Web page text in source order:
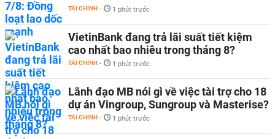
TÀI CHÍNH - 1 phút trước
VietinBank đang trả lãi suất tiết kiệm
cao nhất bao nhiêu trong tháng 8?
TÀI CHÍNH - 1 phút trước
Lãnh đạo MB nói gì về việc tài trợ cho 18
dự án Vingroup, Sungroup và Masterise?
TÀI CHÍNH - 1 phút trước